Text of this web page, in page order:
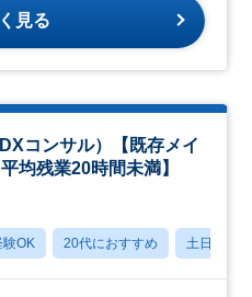
見る
コンサル）【既存メイ
均残業20時間未満】
験OK 20代におすすめ 土日祝休み